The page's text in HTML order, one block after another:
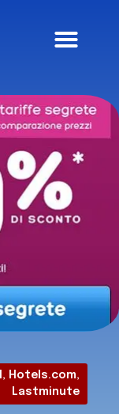
, Hotels.com,
Lastminute